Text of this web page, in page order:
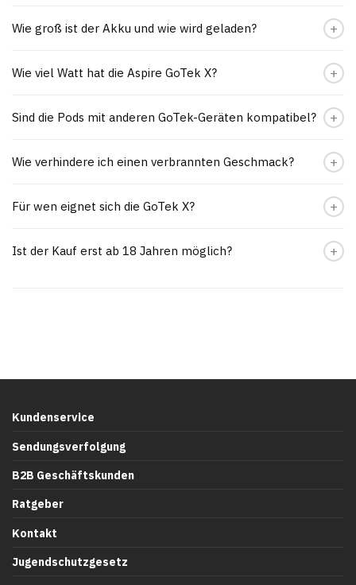
Wie groß ist der Akku und wie wird geladen?
Wie viel Watt hat die Aspire GoTek X?
Sind die Pods mit anderen GoTek-Geräten kompatibel?
Wie verhindere ich einen verbrannten Geschmack?
Für wen eignet sich die GoTek X?
Ist der Kauf erst ab 18 Jahren möglich?
Kundenservice
Sendungsverfolgung
B2B Geschäftskunden
Ratgeber
Kontakt
Jugendschutzgesetz